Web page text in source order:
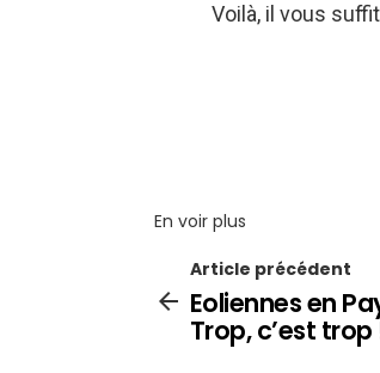
Voilà, il vous
En voir plus
Article précédent
Eoliennes en
Trop, c’est trop